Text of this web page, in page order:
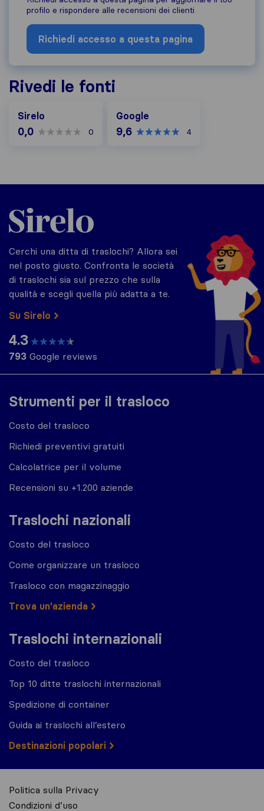
profilo e rispondere alle recensioni dei clienti
Richiedi accesso a questa pagina
Rivedi le fonti
Sirelo
0,0 0
Google
9,6 4
Strumenti per il trasloco
Costo del trasloco
Richiedi preventivi gratuiti
Calcolatrice per il volume
Recensioni su +1.200 aziende
Traslochi nazionali
Costo del trasloco
Come organizzare un trasloco
Trasloco con magazzinaggio
Trova un'azienda
Traslochi internazionali
Costo del trasloco
Top 10 ditte traslochi internazionali
Spedizione di container
Guida ai traslochi all’estero
Destinazioni popolari
Sirelo.it
Cerchi una ditta di traslochi? Allora sei
nel posto giusto. Confronta le società
di traslochi sia sul prezzo che sulla
qualità e scegli quella più adatta a te.
Su Sirelo
4.3
793 Google reviews
Politica sulla Privacy
Condizioni d’uso